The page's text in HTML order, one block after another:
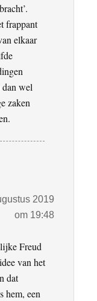
frappant
elkaar
dan wel
zaken
2019
om 19:48
Freud
van het
dat
hem, een